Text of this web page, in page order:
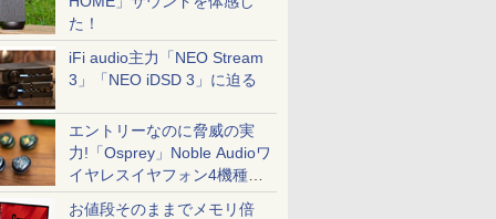
た！
iFi audio主力「NEO Stream
3」「NEO iDSD 3」に迫る
エントリーなのに脅威の実
力!「Osprey」Noble Audioワ
イヤレスイヤフォン4機種を
一気に聴く
お値段そのままでメモリ倍